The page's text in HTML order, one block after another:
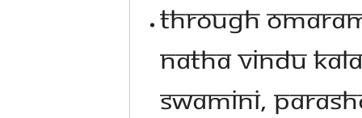
Through
Natha Vindu
Swamini,